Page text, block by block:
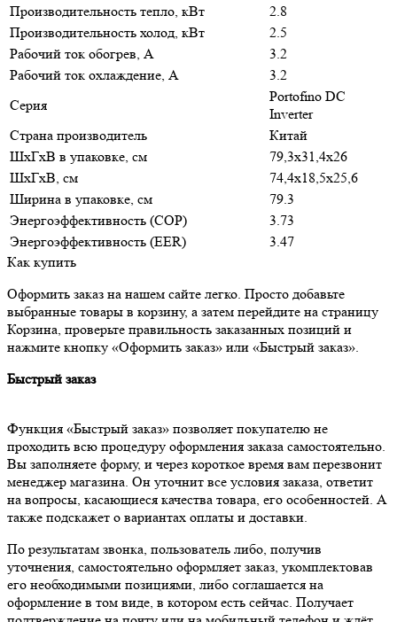
Производительность тепло, кВт
2.8
Производительность холод, кВт
2.5
Рабочий ток обогрев, А
3.2
Рабочий ток охлаждение, А
3.2
Серия
Portofino DC
Inverter
Страна производитель
Китай
ШxГxВ в упаковке, см
79,3x31,4x26
ШxГxВ, см
74,4x18,5x25,6
Ширина в упаковке, см
79.3
Энергоэффективность (COP)
3.73
Энергоэффективность (EER)
3.47
Как купить
Оформить заказ на нашем сайте легко. Просто добавьте
выбранные товары в корзину, а затем перейдите на страницу
Корзина, проверьте правильность заказанных позиций и
нажмите кнопку «Оформить заказ» или «Быстрый заказ».
Быстрый заказ
Функция «Быстрый заказ» позволяет покупателю не
проходить всю процедуру оформления заказа самостоятельно.
Вы заполняете форму, и через короткое время вам перезвонит
менеджер магазина. Он уточнит все условия заказа, ответит
на вопросы, касающиеся качества товара, его особенностей. А
также подскажет о вариантах оплаты и доставки.
По результатам звонка, пользователь либо, получив
уточнения, самостоятельно оформляет заказ, укомплектовав
его необходимыми позициями, либо соглашается на
оформление в том виде, в котором есть сейчас. Получает